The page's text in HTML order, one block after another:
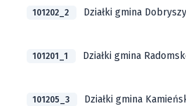
101202_2 Działki gmina
101201_1 Działki gmina
101205_3 Działki gmina